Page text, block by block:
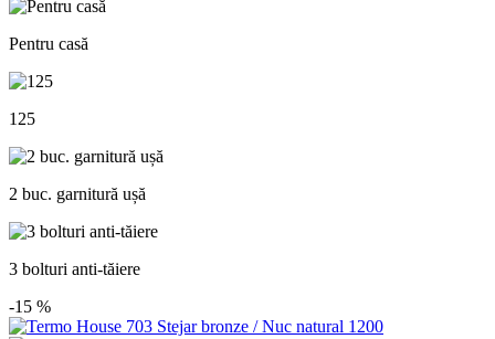
Pentru casă
125
2 buc. garnitură ușă
3 bolturi anti-tăiere
-15 %